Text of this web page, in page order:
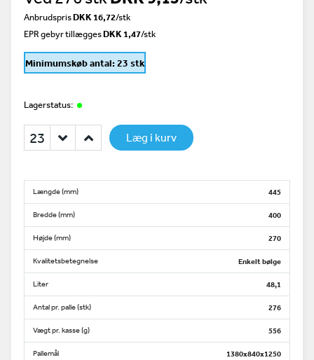
AnbrudsprisDKK 16,72/stk
EPR gebyr tillæggesDKK 1,47/stk
Minimumskøb antal: 23 stk
Lagerstatus:
Læg i kurv
Længde (mm) 445
Bredde (mm) 400
Højde (mm) 270
Kvalitetsbetegnelse Enkelt bølge
Liter 48,1
Antal pr. palle (stk) 276
Vægt pr. kasse (g) 556
Pallemål 1380x840x1250